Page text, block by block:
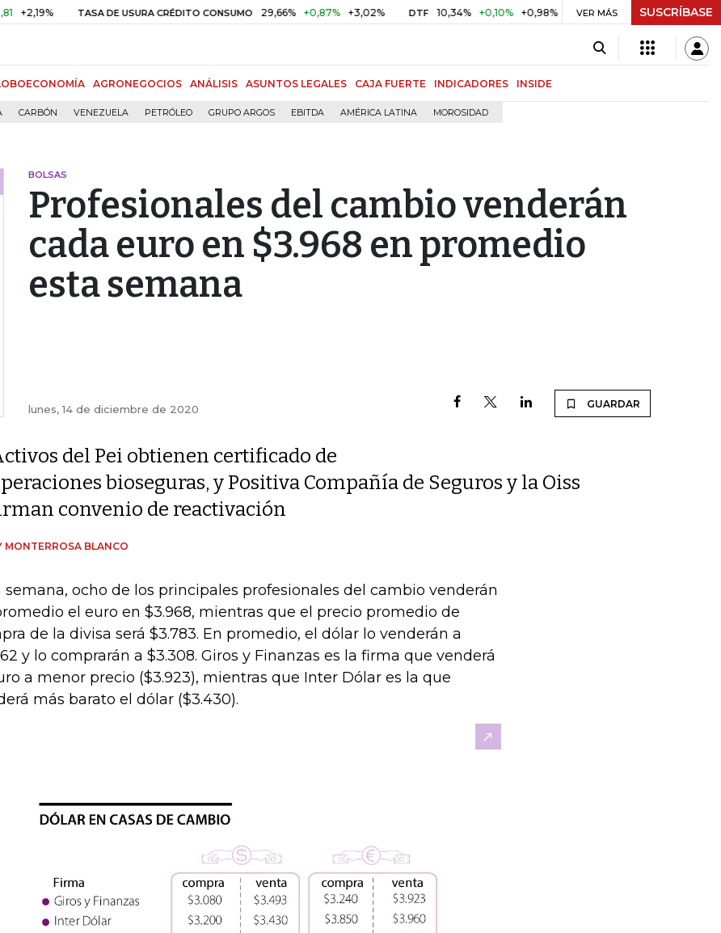
TASA DE USURA CRÉDITO CONSUMO 29,66% +0,87% +3,02% DTF 10,34% +0,10% +0,98% UVR $ 416,86 +$ 0,05 +0,01%
VER MÁS SUSCRÍBASE
AGRONEGOCIOS ANÁLISIS ASUNTOS LEGALES CAJA FUERTE INDICADORES INSIDE
CARBÓN VENEZUELA PETRÓLEO GRUPO ARGOS EBITDA AMÉRICA LATINA MOROSIDAD
BOLSAS
Profesionales del cambio venderán
cada euro en $3.968 en promedio
esta semana
lunes, 14 de diciembre de 2020 GUARDAR
del Pei obtienen certificado de
bioseguras, y Positiva Compañía de Seguros y la Oiss
convenio de reactivación
MONTERROSA BLANCO
semana, ocho de los principales profesionales del cambio venderán
el euro en $3.968, mientras que el precio promedio de
de la divisa será $3.783. En promedio, el dólar lo venderán a
y lo comprarán a $3.308. Giros y Finanzas es la firma que venderá
a menor precio ($3.923), mientras que Inter Dólar es la que
más barato el dólar ($3.430).